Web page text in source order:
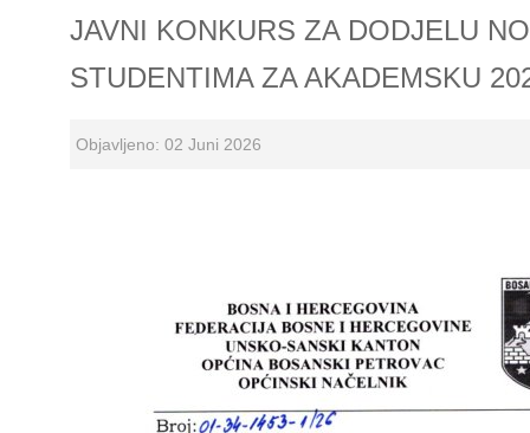
JAVNI KONKURS ZA DODJELU
STUDENTIMA ZA AKADEMSKU
Objavljeno: 02 Juni 2026